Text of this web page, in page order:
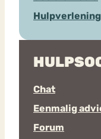
Hulpverlening
Chat
Eenmalig
Forum